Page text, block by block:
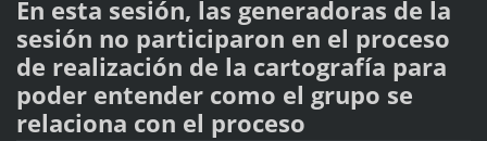
En esta sesión, las generadoras de la
sesión no participaron en el proceso
de realización de la cartografía para
poder entender como el grupo se
relaciona con el proceso